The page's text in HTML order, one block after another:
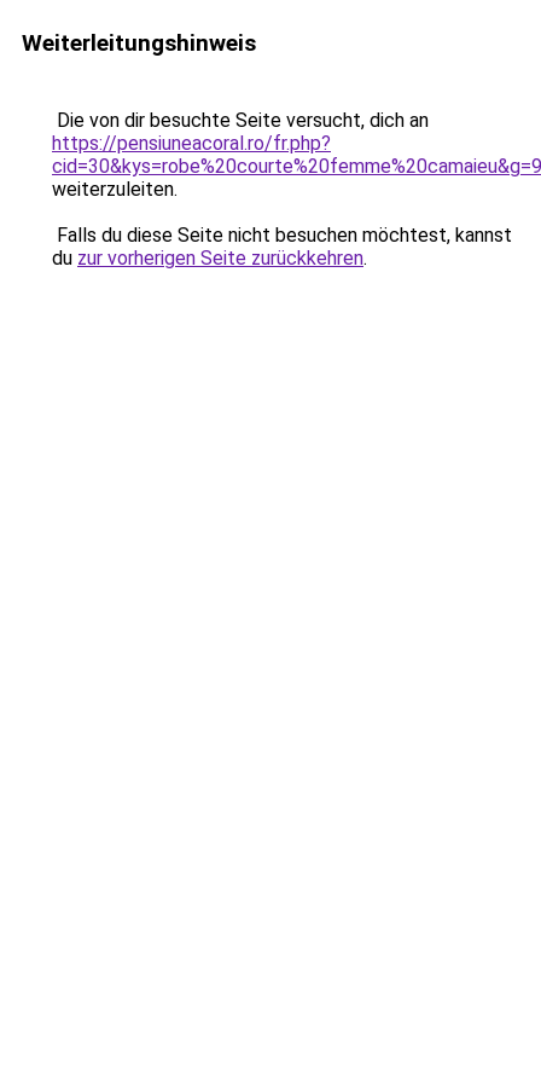
Weiterleitungshinweis
Die von dir besuchte Seite versucht, dich an
https://pensiuneacoral.ro/fr.php?
cid=30&kys=robe%20courte%20femme%20camaieu&g=9
weiterzuleiten.
Falls du diese Seite nicht besuchen möchtest, kannst
du zur vorherigen Seite zurückkehren.